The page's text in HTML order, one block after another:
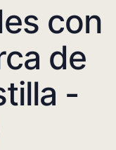
con
de
-